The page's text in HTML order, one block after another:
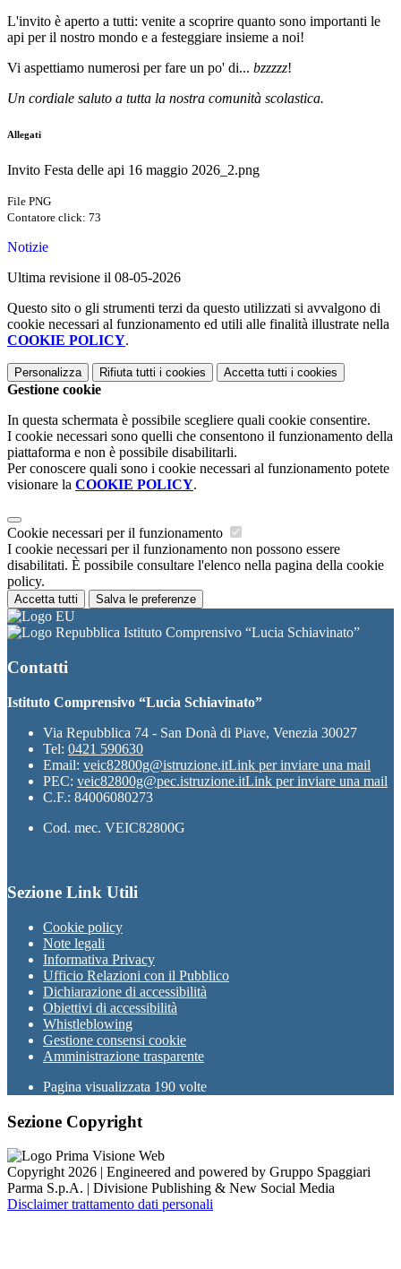
L'invito è aperto a tutti: venite a scoprire quanto sono importanti le
api per il nostro mondo e a festeggiare insieme a noi!
Vi aspettiamo numerosi per fare un po' di... bzzzzz!
Un cordiale saluto a tutta la nostra comunità scolastica.
Allegati
Invito Festa delle api 16 maggio 2026_2.png
File PNG
Contatore click: 73
Notizie
Ultima revisione il 08-05-2026
Questo sito o gli strumenti terzi da questo utilizzati si avvalgono di
cookie necessari al funzionamento ed utili alle finalità illustrate nella
COOKIE POLICY.
Personalizza Rifiuta tutti i cookies Accetta tutti i cookies
Gestione cookie
In questa schermata è possibile scegliere quali cookie consentire.
I cookie necessari sono quelli che consentono il funzionamento della
piattaforma e non è possibile disabilitarli.
Per conoscere quali sono i cookie necessari al funzionamento potete
visionare la COOKIE POLICY.
Cookie necessari per il funzionamento
I cookie necessari per il funzionamento non possono essere
disabilitati. È possibile consultare l'elenco nella pagina della cookie
policy.
Accetta tutti Salva le preferenze
Istituto Comprensivo “Lucia Schiavinato”
Contatti
Istituto Comprensivo “Lucia Schiavinato”
Via Repubblica 74 - San Donà di Piave, Venezia 30027
Tel: 0421 590630
Email: veic82800g@istruzione.itLink per inviare una mail
PEC: veic82800g@pec.istruzione.itLink per inviare una mail
C.F.: 84006080273
Cod. mec. VEIC82800G
Sezione Link Utili
Cookie policy
Note legali
Informativa Privacy
Ufficio Relazioni con il Pubblico
Dichiarazione di accessibilità
Obiettivi di accessibilità
Whistleblowing
Gestione consensi cookie
Amministrazione trasparente
Pagina visualizzata 190 volte
Sezione Copyright
Copyright 2026 | Engineered and powered by Gruppo Spaggiari
Parma S.p.A. | Divisione Publishing & New Social Media
Disclaimer trattamento dati personali